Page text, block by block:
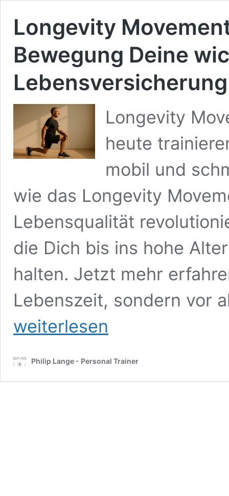
Longevity
Bewegung Deine
Longevity
heute
mobil und
wie das Longevity
Lebensqualität
die Dich bis ins hohe
halten. Jetzt mehr
Lebenszeit, sondern vor
weiterlesen
Philip Lange - Personal Trainer